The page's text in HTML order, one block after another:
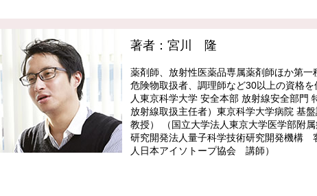
著者：宮川 隆
薬剤師、放射性医薬品専属薬剤師ほか第
危険物取扱者、調理師など30以上の資格
人東京科学大学 安全本部 放射線安全部門
放射線取扱主任者）東京科学大学病院 基
教授） （国立大学法人東京大学医学部附
研究開発法人量子科学技術研究開発機構
人日本アイソトープ協会 講師）